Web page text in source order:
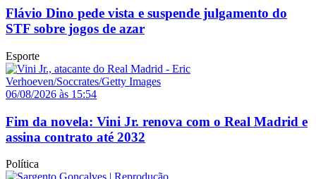
Flávio Dino pede vista e suspende julgamento do
STF sobre jogos de azar
Esporte
06/08/2026 às 15:54
Fim da novela: Vini Jr. renova com o Real Madrid e
assina contrato até 2032
Política